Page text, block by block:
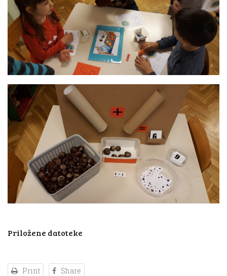
Priložene datoteke
Print Share